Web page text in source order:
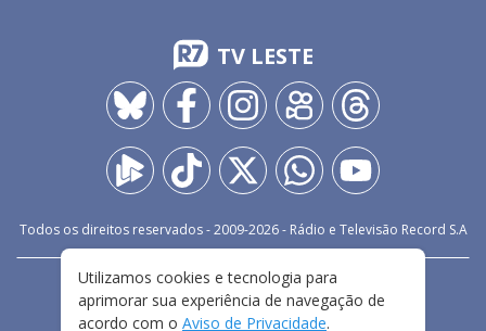
TV LESTE
Todos os direitos reservados - 2009-2026- Rádio e Televisão Record S.A
FALE CONOSCO
PRIVACIDADE
TERMOS E CONDIÇÕES DE USO
Utilizamos cookies e tecnologia para
aprimorar sua experiência de navegação de
acordo com o Aviso de Privacidade.